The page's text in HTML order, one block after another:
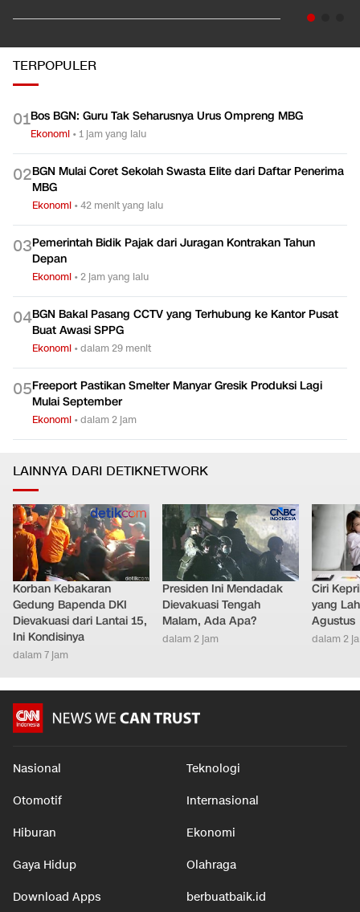
TERPOPULER
01Bos BGN: Guru Tak Seharusnya Urus Ompreng MBG
Ekonomi •1 jam yang lalu
02BGN Mulai Coret Sekolah Swasta Elite dari Daftar Penerima
MBG
Ekonomi •42 menit yang lalu
03Pemerintah Bidik Pajak dari Juragan Kontrakan Tahun
Depan
Ekonomi •2 jam yang lalu
04BGN Bakal Pasang CCTV yang Terhubung ke Kantor Pusat
Buat Awasi SPPG
Ekonomi •dalam 29 menit
05Freeport Pastikan Smelter Manyar Gresik Produksi Lagi
Mulai September
Ekonomi •dalam 2 jam
LAINNYA DARI DETIKNETWORK
Korban Kebakaran
Gedung Bapenda DKI
Dievakuasi dari Lantai 15,
Ini Kondisinya
dalam 7 jam
Presiden Ini Mendadak
Dievakuasi Tengah
Malam, Ada Apa?
dalam 2 jam
Ciri
yang
Agustus
dalam 2
Nasional Teknologi
Otomotif Internasional
Hiburan Ekonomi
Gaya Hidup Olahraga
Download Apps berbuatbaik.id